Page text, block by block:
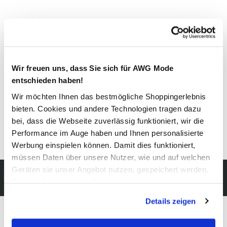
Wir freuen uns, dass Sie sich für AWG Mode
entschieden haben!
Wir möchten Ihnen das bestmögliche Shoppingerlebnis
bieten. Cookies und andere Technologien tragen dazu
bei, dass die Webseite zuverlässig funktioniert, wir die
Performance im Auge haben und Ihnen personalisierte
Werbung einspielen können. Damit dies funktioniert,
müssen Daten über unsere Nutzer, wie und auf welchen
Geräten sie unser Angebot nutzen, gespeichert werden.
werden, werden bei der Nutzung der Webseite auf jeden
Fall gesetzt. Cookies von Drittanbietern für Analyse- oder
Details zeigen
Material
Pflegehinweise
Details zur Produktsicherheit anzeigen
Kostenfreie Rücksendung